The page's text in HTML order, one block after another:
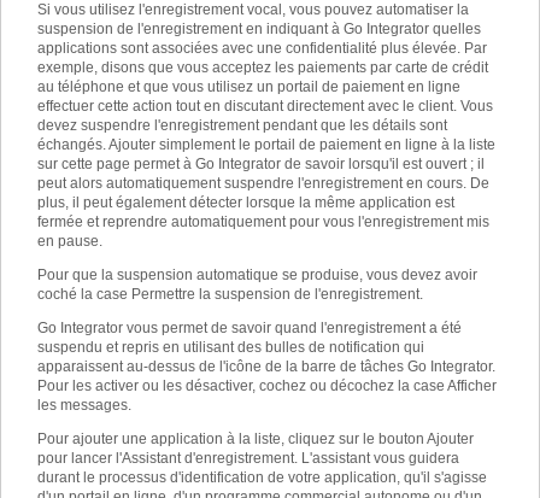
Si vous utilisez l'enregistrement vocal, vous pouvez automatiser la
suspension de l'enregistrement en indiquant à Go Integrator quelles
applications sont associées avec une confidentialité plus élevée. Par
exemple, disons que vous acceptez les paiements par carte de crédit
au téléphone et que vous utilisez un portail de paiement en ligne
effectuer cette action tout en discutant directement avec le client. Vous
devez suspendre l'enregistrement pendant que les détails sont
échangés. Ajouter simplement le portail de paiement en ligne à la liste
sur cette page permet à Go Integrator de savoir lorsqu'il est ouvert ; il
peut alors automatiquement suspendre l'enregistrement en cours. De
plus, il peut également détecter lorsque la même application est
fermée et reprendre automatiquement pour vous l'enregistrement mis
en pause.
Pour que la suspension automatique se produise, vous devez avoir
coché la case Permettre la suspension de l'enregistrement.
Go Integrator vous permet de savoir quand l'enregistrement a été
suspendu et repris en utilisant des bulles de notification qui
apparaissent au-dessus de l'icône de la barre de tâches Go Integrator.
Pour les activer ou les désactiver, cochez ou décochez la case Afficher
les messages.
Pour ajouter une application à la liste, cliquez sur le bouton Ajouter
pour lancer l'Assistant d'enregistrement. L'assistant vous guidera
durant le processus d'identification de votre application, qu'il s'agisse